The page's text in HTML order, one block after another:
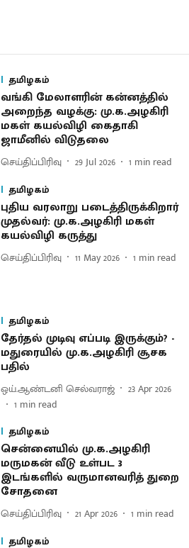
தமிழகம்
வங்கி மேலாளரின் கன்னத்தில்
அறைந்த வழக்கு: மு.க.அழகிரி
மகள் கயல்விழி கைதாகி
ஜாமீனில் விடுதலை
செய்திப்பிரிவு 29 Jul 2026 1 min read
தமிழகம்
புதிய வரலாறு படைத்திருக்கிறார்
முதல்வர்: மு.க.அழகிரி மகள்
கயல்விழி கருத்து
செய்திப்பிரிவு 11 May 2026 1 min read
தமிழகம்
தேர்தல் முடிவு எப்படி இருக்கும்? -
மதுரையில் மு.க.அழகிரி சூசக
பதில்
ஒய்.ஆண்டனி செல்வராஜ்
23 Apr 2026
1 min read
தமிழகம்
சென்னையில் மு.க.அழகிரி
மருமகன் வீடு உள்பட 3
இடங்களில் வருமானவரித் துறை
சோதனை
செய்திப்பிரிவு 21 Apr 2026 1 min read
தமிழகம்